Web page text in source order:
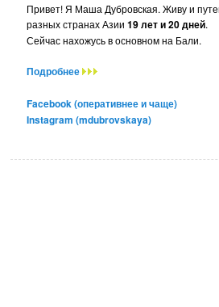
Привет! Я Маша Дубровская. Живу и
разных странах Азии19 лет и 20 дней.
Сейчас нахожусь в основном на Бали.
Подробнее
Facebook (оперативнее и чаще)
Instagram (mdubrovskaya)